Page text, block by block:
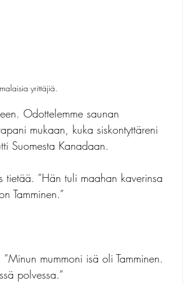
yrittäjiä.
Odottelemme saunan
mukaan, kuka siskontyttäreni
Suomesta Kanadaan.
tietää. ”Hän tuli maahan kaverinsa
Tamminen.”
mummoni isä oli Tamminen.
polvessa.”